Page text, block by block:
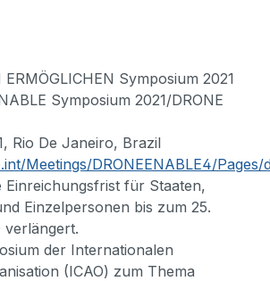
ERMÖGLICHEN Symposium 2021
Symposium 2021/DRONE
Rio De Janeiro, Brazil
Meetings/DRONEENABLE4/Pages/
Einreichungsfrist für Staaten,
Einzelpersonen bis zum 25.
verlängert.
der Internationalen
(ICAO) zum Thema